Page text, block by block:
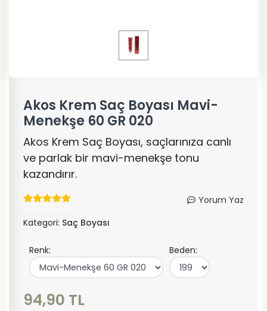
Akos Krem Saç Boyası Mavi-
Menekşe 60 GR 020
Akos Krem Saç Boyası, saçlarınıza canlı
ve parlak bir mavi-menekşe tonu
kazandırır.
Yorum Yaz
Kategori: Saç Boyası
Renk: Beden:
94,90 TL